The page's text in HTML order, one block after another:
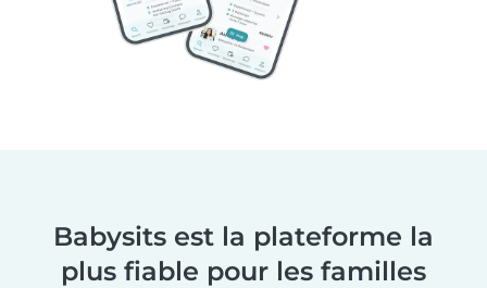
Babysits est la plateforme la
plus fiable pour les familles